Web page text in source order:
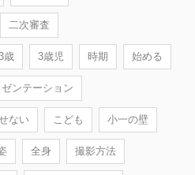
二次審査
歳 3歳児 時期 始める
ンテーション
ない こども 小一の壁
全身 撮影方法